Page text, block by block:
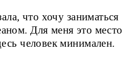
что хочу заниматься
Для меня это место
человек минимален.